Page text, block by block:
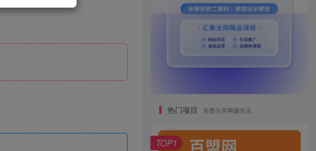
热门项目 免费分享网赚资讯
TOP1